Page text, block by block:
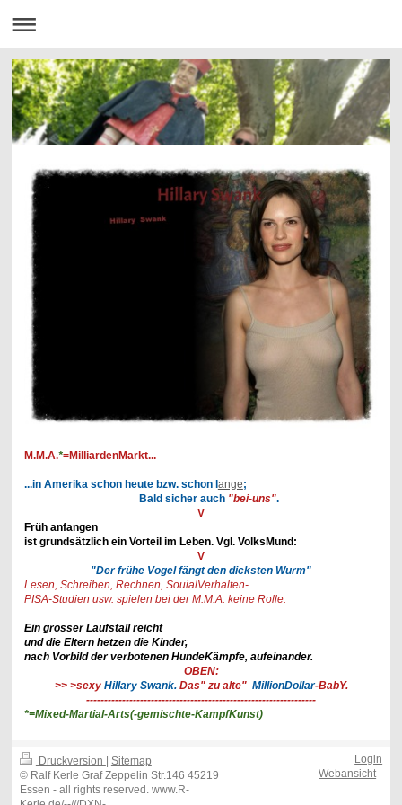
M.M.A.*=MilliardenMarkt...
...in Amerika schon heute bzw. schon lange;
Bald sicher auch "bei-uns".
V
Früh anfangen
ist grundsätzlich ein Vorteil im Leben. Vgl. VolksMund:
V
"Der frühe Vogel fängt den dicksten Wurm"
Lesen, Schreiben, Rechnen, SouialVerhalten-
PISA-Studien usw. spielen bei der M.M.A. keine Rolle.
Ein grosser Laufstall reicht
und die Eltern hetzen die Kinder,
nach Vorbild der verbotenen HundeKämpfe, aufeinander.
OBEN:
>> >sexy Hillary Swank. Das" zu alte" MillionDollar-BabY.
----------------------------------------------------------------
*=Mixed-Martial-Arts(-gemischte-KampfKunst)
Druckversion | Sitemap
© Ralf Kerle Graf Zeppelin Str.146 45219
Essen - all rights reserved. www.R-
Login
-Webansicht -